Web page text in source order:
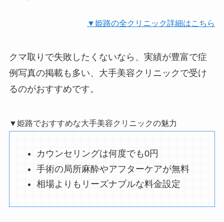
▼姫路の全クリニック詳細はこちら
クマ取りで失敗したくないなら、実績が豊富で症
例写真の掲載も多い、大手美容クリニックで受け
るのがおすすめです。
▼姫路でおすすめな大手美容クリニックの魅力
カウンセリングは何度でも0円
手術の局所麻酔やアフターケアが無料
相場よりもリーズナブルな料金設定